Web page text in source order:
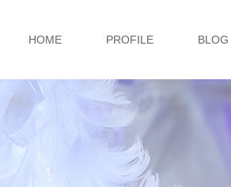
HOME PROFILE BLOG